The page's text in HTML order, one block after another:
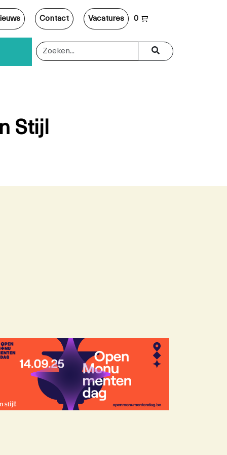
Contact Vacatures 0
Stijl